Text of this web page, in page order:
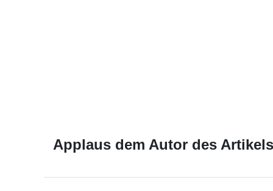
Applaus dem Autor des